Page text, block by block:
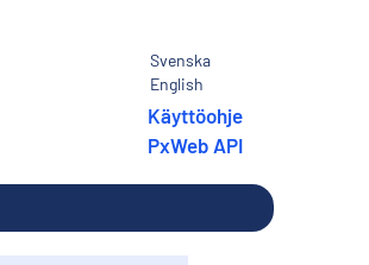
Svenska
English
Käyttöohje
PxWeb API